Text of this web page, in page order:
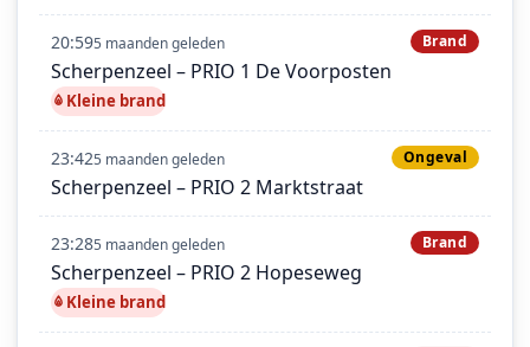
20:595 maanden geleden Brand
Scherpenzeel – PRIO 1 De Voorposten
Kleine brand
23:425 maanden geleden Ongeval
Scherpenzeel – PRIO 2 Marktstraat
23:285 maanden geleden Brand
Scherpenzeel – PRIO 2 Hopeseweg
Kleine brand